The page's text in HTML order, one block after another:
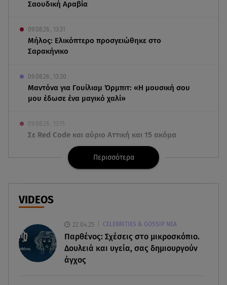
Σαουδική Αραβία
09.08.26 , 13:31
Μήλος: Ελικόπτερο προσγειώθηκε στο
Σαρακήνικο
09.08.26 , 13:30
Μαντόνα για Γουίλιαμ Όρμπιτ: «Η μουσική σου
μου έδωσε ένα μαγικό χαλί»
09.08.26 , 13:15
Σε Red Code και αύριο Αττική και 15 ακόμα
περιοχές - 400 φωτιές σε 10 μέρες
Βαλέρια Χοψονίδου: Βάφτισε τον γιο της στη
Ερυθρός Σταυρός: Άγρια επίθεση σε νοσηλεύτρια
στα Επείγοντα
Περισσότερα
VIDEOS
22.04.25 CELEBRITIES & GOSSIP ΝΕΑ
Παρθένος: Σχέσεις στο μικροσκόπιο.
Δουλειά και υγεία, σας δημιουργούν
άγχος